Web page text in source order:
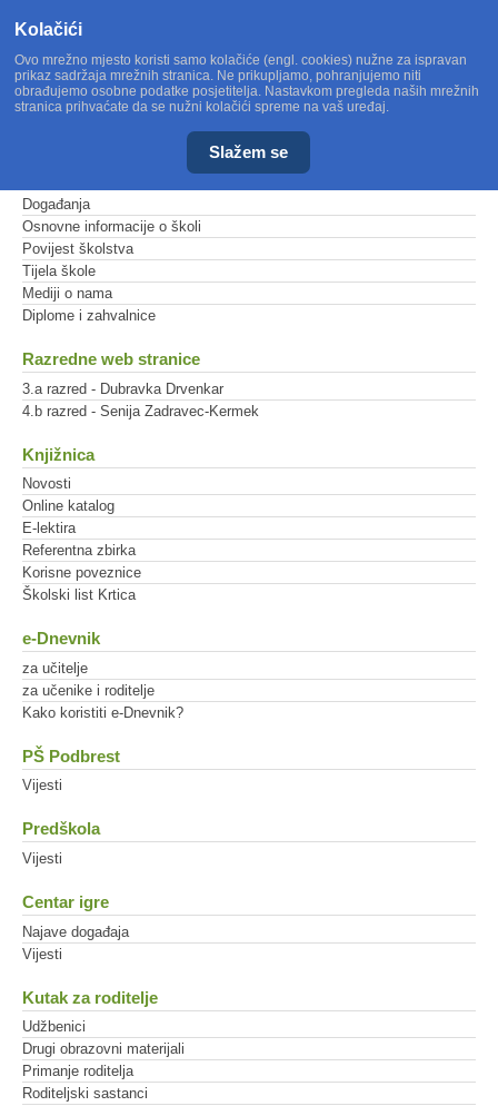
Događanja
Osnovne informacije o školi
Povijest školstva
Tijela škole
Mediji o nama
Diplome i zahvalnice
Razredne web stranice
3.a razred - Dubravka Drvenkar
4.b razred - Senija Zadravec-Kermek
Knjižnica
Novosti
Online katalog
E-lektira
Referentna zbirka
Korisne poveznice
Školski list Krtica
e-Dnevnik
za učitelje
za učenike i roditelje
Kako koristiti e-Dnevnik?
PŠ Podbrest
Vijesti
Predškola
Vijesti
Centar igre
Najave događaja
Vijesti
Kutak za roditelje
Udžbenici
Drugi obrazovni materijali
Primanje roditelja
Roditeljski sastanci
Kolačići
Ovo mrežno mjesto koristi samo kolačiće (engl. cookies) nužne za ispravan
prikaz sadržaja mrežnih stranica. Ne prikupljamo, pohranjujemo niti
obrađujemo osobne podatke posjetitelja. Nastavkom pregleda naših mrežnih
stranica prihvaćate da se nužni kolačići spreme na vaš uređaj.
Slažem se